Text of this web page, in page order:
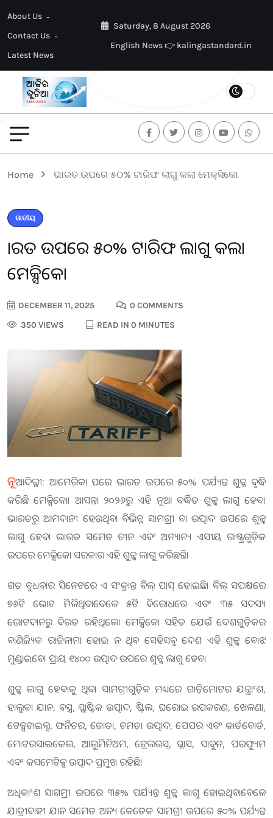
About Us
Contact Us
Latest News
Saturday, 8 August 2026
English News 👉 kalingastandard.in
Home ଭାରତ ଉପରେ ୫୦% ଟାରିଫ ଲାଗୁ କଲା ମେକ୍ସିକୋ
ଜାତୀୟ
ଭାରତ ଉପରେ ୫୦% ଟାରିଫ ଲାଗୁ କଲା
ମେକ୍ସିକୋ
DECEMBER 11, 2025
0 COMMENTS
350 VIEWS
READ IN 0 MINUTES
ନୂଆଦିଲ୍ଲୀ: ଆମେରିକା ପରେ ଭାରତ ଉପରେ ୫୦% ପର୍ଯ୍ୟନ୍ତ ଶୁଳ୍କ ବୃଦ୍ଧି
କରିଛି ମେକ୍ସିକୋ। ଆସନ୍ତା ୨୦୨୬ରୁ ଏହି ନୂଆ ବର୍ଦ୍ଧିତ ଶୁଳ୍କ ଲାଗୁ ହେବ।
ଭାରତରୁ ଆମଦାନୀ ହେଉଥିବା ବିଭିନ୍ନ ସାମଗ୍ରୀ ବା ଉତ୍ପାଦ ଉପରେ ଶୁଳ୍କ
ଲାଗୁ ହେବ। ଭାରତ ସମେତ ଚୀନ ଏବଂ ଅନ୍ୟାନ୍ୟ ଏସୀୟ ରାଷ୍ଟ୍ରଗୁଡ଼ିକ
ଉପରେ ମେକ୍ସିକୋ ସରକାର ଏହି ଶୁଳ୍କ ଲାଗୁ କରିଛନ୍ତି।
ଗତ ବୁଧବାର ସିନେଟରେ ଏ ସଂକ୍ରାନ୍ତ ବିଲ୍‌ ପାସ୍ ହୋଇଛି। ବିଲ୍‌ ସପକ୍ଷରେ
୭୬ଟି ଭୋଟ ମିଳିଥିବାବେଳେ ୫ଟି ବିରୋଧରେ ଏବଂ ୩୫ ସଦସ୍ୟ
ଭୋଟଦାନରୁ ବିରତ ରହିଥିଲେ। ମେକ୍ସିକୋ ସହିତ ଯେଉଁ ଦେଶଗୁଡ଼ିକର
ବାଣିଜ୍ୟିକ ରାଜିନାମା ହୋଇ ନ ଥିବ ସେହିସବୁ ଦେଶ ଏହି ଶୁଳ୍କ ବୋଝ
ମୁଣ୍ଡାଇବେ। ପ୍ରାୟ ୧୪୦୦ ଉତ୍ପାଦ ଉପରେ ଶୁଳ୍କ ଲାଗୁ ହେବ।
ଶୁଳ୍କ ଲାଗୁ ହେବାକୁ ଥିବା ସାମଗ୍ରୀଗୁଡ଼ିକ ମଧ୍ୟରେ ଗାଡ଼ିମୋଟର ଯନ୍ତ୍ରାଂଶ,
ହାଲୁକା ଯାନ, ବସ୍ତ୍ର, ପ୍ଲାଷ୍ଟିକ ଉତ୍ପାଦ, ଷ୍ଟିଲ, ଘରୋଇ ଉପକରଣ, ଖେଳଣା,
ଟେକ୍ସଟାଇଲ୍ସ, ଫର୍ନିଚର, ଜୋତା, ଚମଡ଼ା ଉତ୍ପାଦ, ପେପର ଏବଂ କାର୍ଡବୋର୍ଡ,
ମୋଟରସାଇକେଲ, ଆଲୁମିନିଅମ, ଟ୍ରେଲରସ୍‌, ଗ୍ଲାସ, ସାବୁନ, ପରଫ୍ୟୁମ
ଏବଂ କସମେଟିକ୍ସ ଉତ୍ପାଦ ପ୍ରମୁଖ ରହିଛି।
ଅଧିକାଂଶ ସାଗମ୍ରୀ ଉପରେ ୩୫% ପର୍ଯ୍ୟନ୍ତ ଶୁଳ୍କ ଲାଗୁ ହୋଇଥିବାବେଳେ
ଯାତ୍ରୀବାହୀ ଯାନ ସମେତ ଅନ୍ୟ କେତେକ ସାମଗ୍ରୀ ଉପରେ ୫୦% ପର୍ଯ୍ୟନ୍ତ